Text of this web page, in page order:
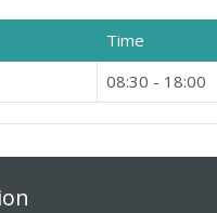
Weg 53
Online über dieses
Time
08:30 - 18:00